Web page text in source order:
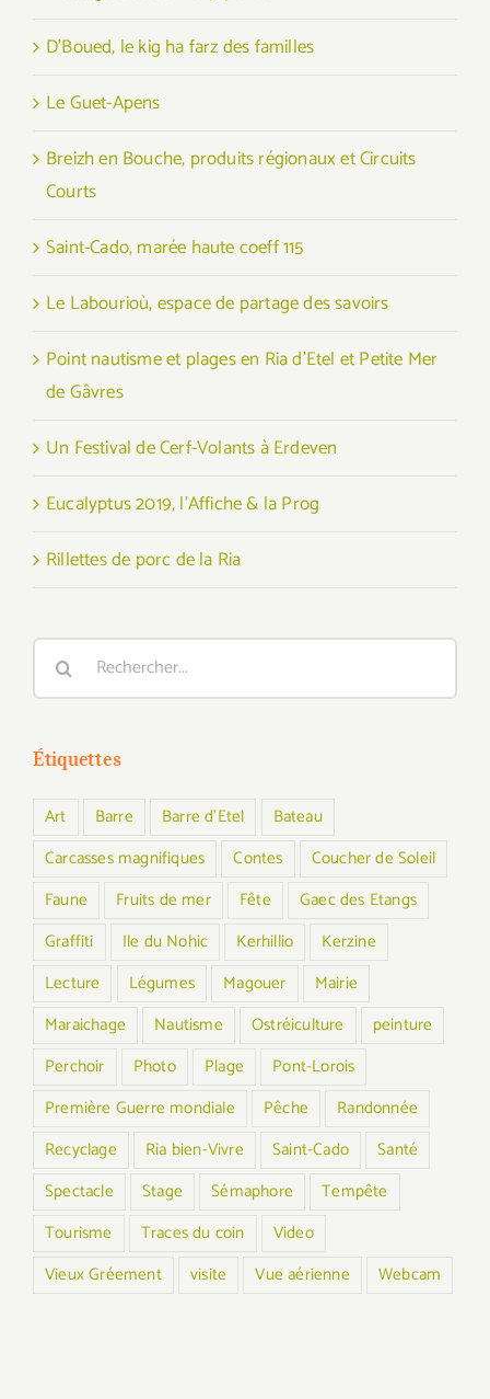
D’Boued, le kig ha farz des familles
Le Guet-Apens
Breizh en Bouche, produits régionaux et Circuits
Courts
Saint-Cado, marée haute coeff 115
Le Labourioù, espace de partage des savoirs
Point nautisme et plages en Ria d’Etel et Petite Mer
de Gâvres
Un Festival de Cerf-Volants à Erdeven
Eucalyptus 2019, l’Affiche & la Prog
Rillettes de porc de la Ria
Rechercher:
Étiquettes
Art Barre Barre d'Etel
Bateau
Carcasses magnifiques
Contes
Coucher de Soleil
Faune
Fruits de mer Fête
Gaec des Etangs
Graffiti
Ile du Nohic Kerhillio
Kerzine
Lecture
Légumes Magouer
Mairie
Maraichage
Nautisme Ostréiculture
peinture
Perchoir
Photo Plage
Pont-Lorois
Première Guerre mondiale
Pêche
Randonnée
Recyclage
Ria bien-Vivre Saint-Cado
Santé
Spectacle
Stage Sémaphore
Tempête
Tourisme
Traces du coin
Video
Vieux Gréement
visite Vue aérienne Webcam